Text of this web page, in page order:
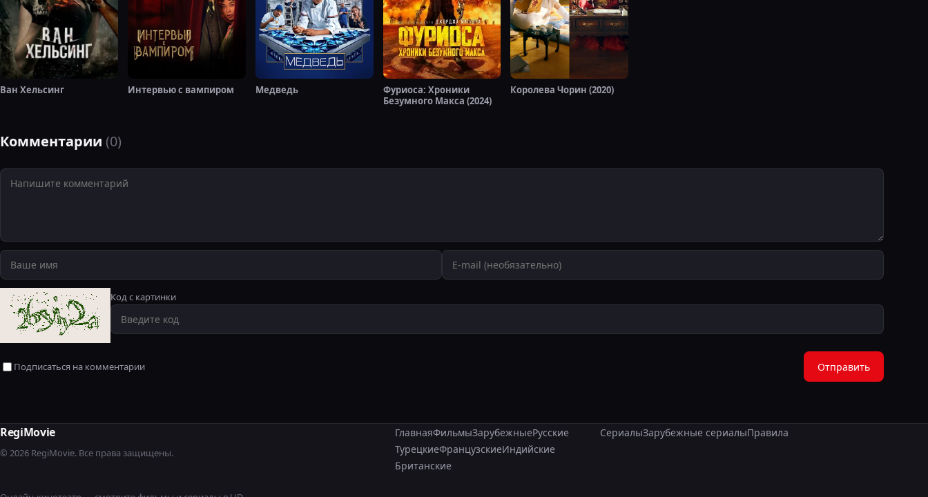
Ван Хельсинг Интервью с вампиром Медведь
Фуриоса: Хроники
Безумного Макса (2024)
Королева Чорин (2020)
Комментарии (0)
Код с картинки
Подписаться на комментарии Отправить
RegiMovie
© 2026 RegiMovie. Все права защищены.
ГлавнаяФильмыЗарубежныеРусские
ТурецкиеФранцузскиеИндийские
Британские
СериалыЗарубежные сериалыПравила